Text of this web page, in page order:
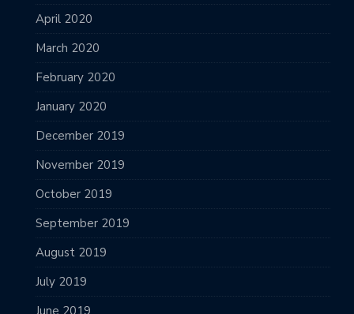
April 2020
March 2020
February 2020
January 2020
December 2019
November 2019
October 2019
September 2019
August 2019
July 2019
June 2019